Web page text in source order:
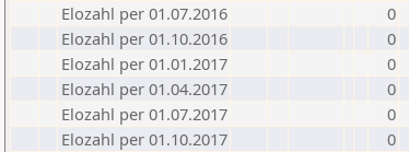
Elozahl per 01.07.2016
0
Elozahl per 01.10.2016
0
Elozahl per 01.01.2017
0
Elozahl per 01.04.2017
0
Elozahl per 01.07.2017
0
Elozahl per 01.10.2017
0